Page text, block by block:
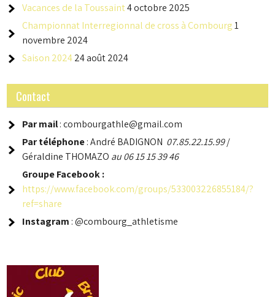
Vacances de la Toussaint4 octobre 2025
Championnat Interregionnal de cross à Combourg 1
novembre 2024
Saison 202424 août 2024
Contact
Par mail: combourgathle@gmail.com
Par téléphone: André BADIGNON 07.85.22.15.99/
Géraldine THOMAZO au 06 15 15 39 46
GroupeFacebook :
https://www.facebook.com/groups/533003226855184/?
ref=share
Instagram : @combourg_athletisme